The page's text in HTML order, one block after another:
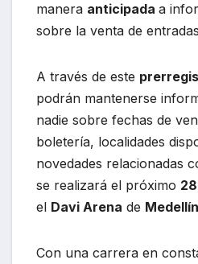
manera anticipada a
sobre la venta de
A través de este
podrán mantenerse
nadie sobre fechas de
boletería, localidades
novedades relacionadas
se realizará el próximo
el Davi Arena de Medellín
Con una carrera en